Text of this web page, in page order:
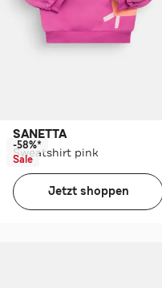
SANETTA
Sweatshirt pink
-58%*
Sale
Jetzt shoppen